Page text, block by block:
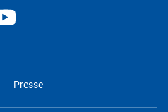
Presse